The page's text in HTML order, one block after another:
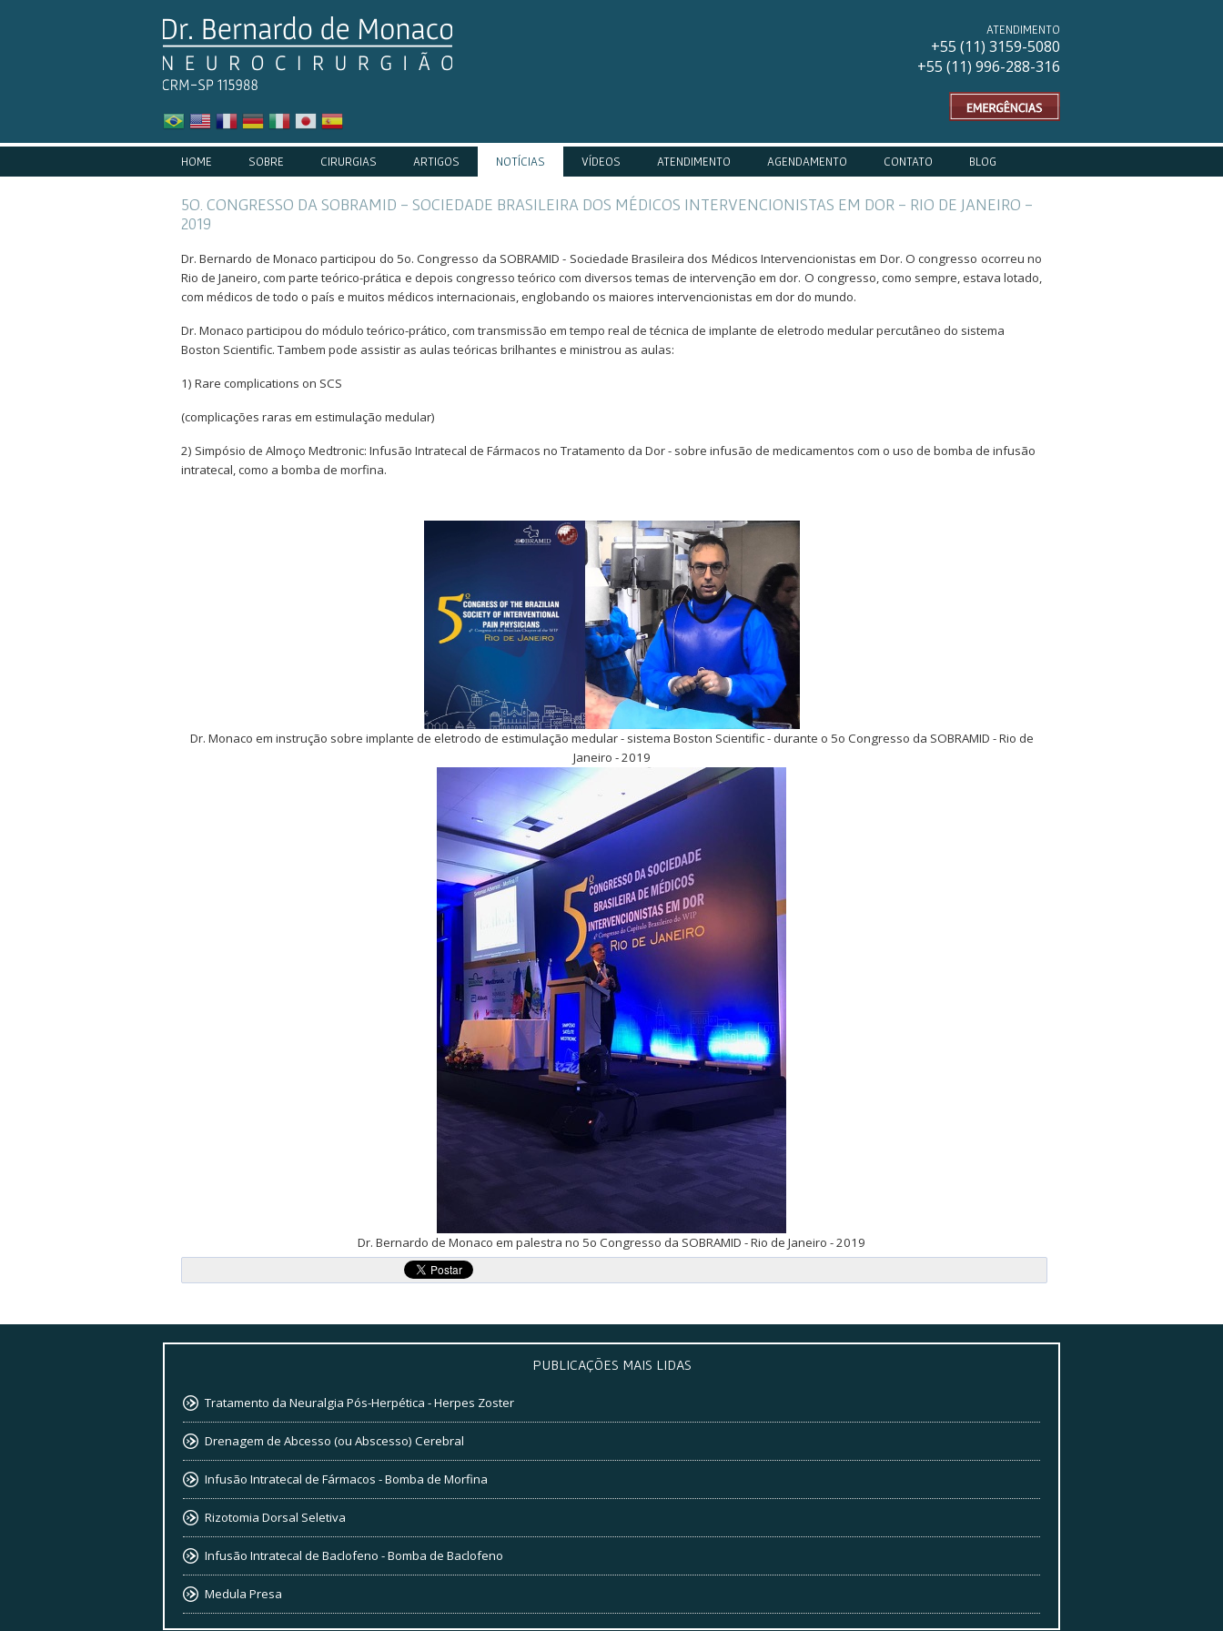
ATENDIMENTO
+55 (11) 3159-5080
+55 (11) 996-288-316
HOME SOBRE CIRURGIAS ARTIGOS NOTÍCIAS VÍDEOS ATENDIMENTO AGENDAMENTO CONTATO BLOG
5O. CONGRESSO DA SOBRAMID - SOCIEDADE BRASILEIRA DOS MÉDICOS INTERVENCIONISTAS EM DOR - RIO DE JANEIRO -
2019
Dr. Bernardo de Monaco participou do 5o. Congresso da SOBRAMID - Sociedade Brasileira dos Médicos Intervencionistas em Dor. O congresso ocorreu no
Rio de Janeiro, com parte teórico-prática e depois congresso teórico com diversos temas de intervenção em dor. O congresso, como sempre, estava lotado,
com médicos de todo o país e muitos médicos internacionais, englobando os maiores intervencionistas em dor do mundo.
Dr. Monaco participou do módulo teórico-prático, com transmissão em tempo real de técnica de implante de eletrodo medular percutâneo do sistema
Boston Scientific. Tambem pode assistir as aulas teóricas brilhantes e ministrou as aulas:
1) Rare complications on SCS
(complicações raras em estimulação medular)
2) Simpósio de Almoço Medtronic: Infusão Intratecal de Fármacos no Tratamento da Dor - sobre infusão de medicamentos com o uso de bomba de infusão
intratecal, como a bomba de morfina.
Dr. Monaco em instrução sobre implante de eletrodo de estimulação medular - sistema Boston Scientific - durante o 5o Congresso da SOBRAMID - Rio de
Janeiro - 2019
Dr. Bernardo de Monaco em palestra no 5o Congresso da SOBRAMID - Rio de Janeiro - 2019
PUBLICAÇÕES MAIS LIDAS
Tratamento da Neuralgia Pós-Herpética - Herpes Zoster
Drenagem de Abcesso (ou Abscesso) Cerebral
Infusão Intratecal de Fármacos - Bomba de Morfina
Rizotomia Dorsal Seletiva
Infusão Intratecal de Baclofeno - Bomba de Baclofeno
Medula Presa